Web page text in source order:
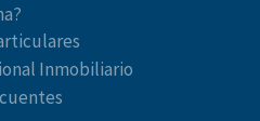
Inmobiliario